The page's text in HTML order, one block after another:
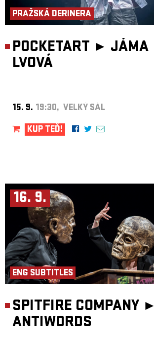
PRAŽSKÁ DERINERA
POCKETART ► JÁMA
LVOVÁ
15. 9. 19:30, VELKÝ SÁL
KUP TEĎ!
16. 9.
ENG SUBTITLES
SPITFIRE COMPANY ►
ANTIWORDS